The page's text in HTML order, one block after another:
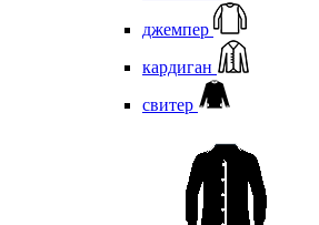
джемпер
кардиган
свитер